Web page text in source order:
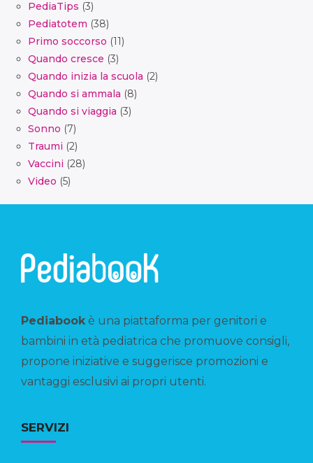
PediaTips (3)
Pediatotem (38)
Primo soccorso (11)
Quando cresce (3)
Quando inizia la scuola (2)
Quando si ammala (8)
Quando si viaggia (3)
Sonno (7)
Traumi (2)
Vaccini (28)
Video (5)
Pediabookè una piattaforma per genitori e
bambini in età pediatrica che promuove consigli,
propone iniziative e suggerisce promozioni e
vantaggi esclusivi ai propri utenti.
SERVIZI